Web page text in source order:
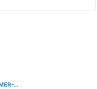
[988w
ズーマーX/ZOOMER-X用 ヘッドライトカバー＆ウィンカーカバーセット